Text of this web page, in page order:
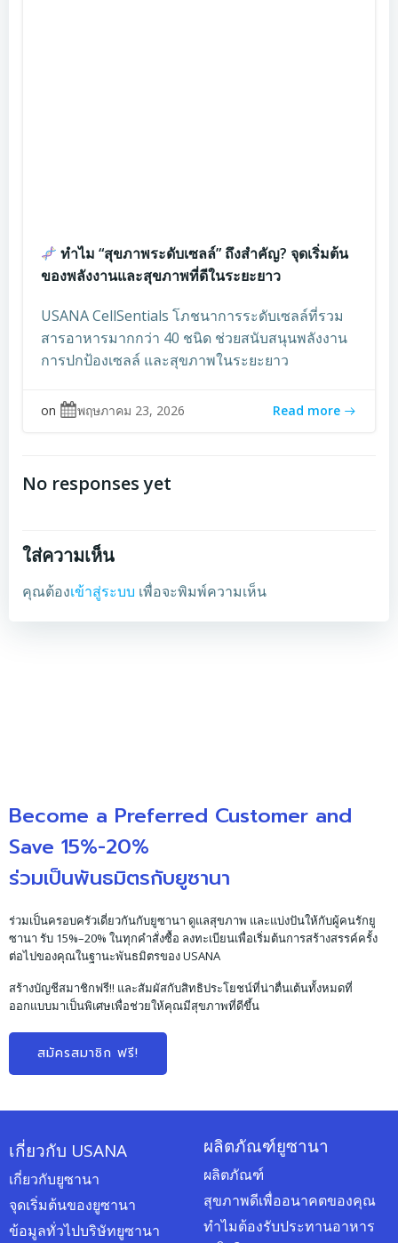
ทำไม “สุขภาพระดับเซลล์” ถึงสำคัญ? จุดเริ่มต้น
ของพลังงานและสุขภาพที่ดีในระยะยาว
USANA CellSentials โภชนาการระดับเซลล์ที่รวม
สารอาหารมากกว่า 40 ชนิด ช่วยสนับสนุนพลังงาน
การปกป้องเซลล์ และสุขภาพในระยะยาว
on พฤษภาคม 23, 2026 Read more
No responses yet
ใส่ความเห็น
คุณต้องเข้าสู่ระบบ เพื่อจะพิมพ์ความเห็น
Become a Preferred Customer and
Save 15%-20%
ร่วมเป็นพันธมิตรกับยูซานา
ร่วมเป็นครอบครัวเดี่ยวกันกับยูซานา ดูแลสุขภาพ และแบ่งปันให้กับผู้คนรักยู
ซานา รับ 15%–20% ในทุกคำสั่งซื้อ ลงทะเบียนเพื่อเริ่มต้นการสร้างสรรค์ครั้ง
ต่อไปของคุณในฐานะพันธมิตรของ USANA
สร้างบัญชีสมาชิกฟรี!! และสัมผัสกับสิทธิประโยชน์ที่น่าตื่นเต้นทั้งหมดที่
ออกแบบมาเป็นพิเศษเพื่อช่วยให้คุณมีสุขภาพที่ดีขึ้น
สมัครสมาชิก ฟรี!
เกี่ยวกับ USANA
เกี่ยวกับยูซานา
จุดเริ่มต้นของยูซานา
ข้อมูลทั่วไปบริษัทยูซานา
ผลิตภัณฑ์ยูซานา
ผลิตภัณฑ์
สุขภาพดีเพื่ออนาคตของคุณ
ทำไมต้องรับประทานอาหาร